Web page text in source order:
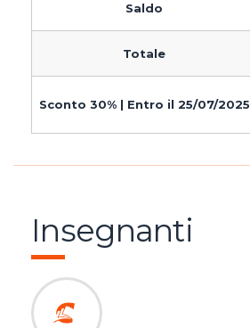
Saldo
Totale
Sconto 30% | Entro il 25/07/2025
Insegnanti